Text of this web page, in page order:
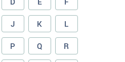
J K L
P Q R